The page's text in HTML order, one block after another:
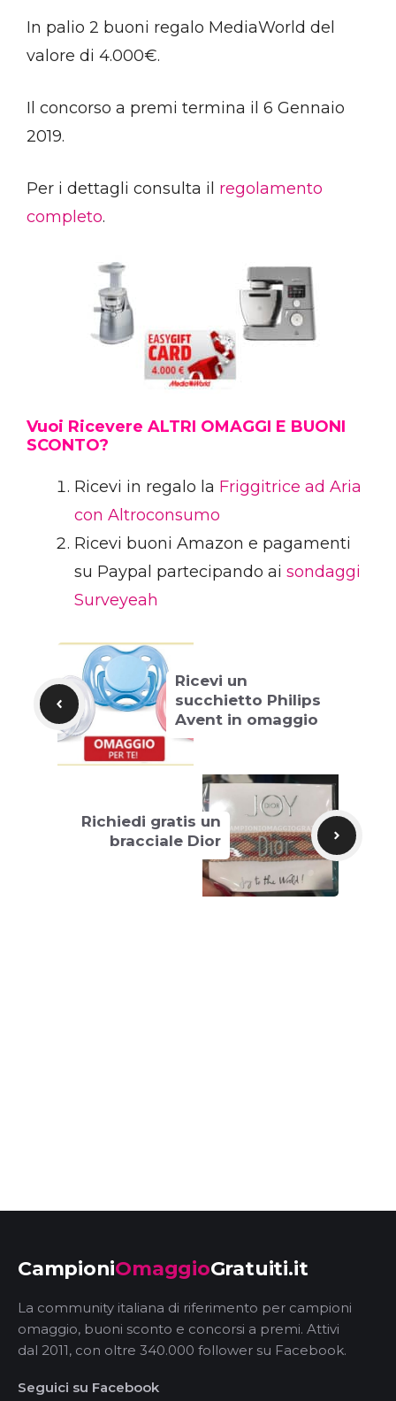
In palio 2 buoni regalo MediaWorld del
valore di 4.000€.
Il concorso a premi termina il 6 Gennaio
2019.
Per i dettagli consulta il regolamento
completo.
Vuoi Ricevere ALTRI OMAGGI E BUONI
SCONTO?
Ricevi in regalo la Friggitrice ad Aria
con Altroconsumo
Ricevi buoni Amazon e pagamenti
su Paypal partecipando ai sondaggi
Surveyeah
Ricevi un
succhietto Philips
Avent in omaggio
Richiedi gratis un
bracciale Dior
CampioniOmaggioGratuiti.it
La community italiana di riferimento per campioni
omaggio, buoni sconto e concorsi a premi. Attivi
dal 2011, con oltre 340.000 follower su Facebook.
Seguici su Facebook